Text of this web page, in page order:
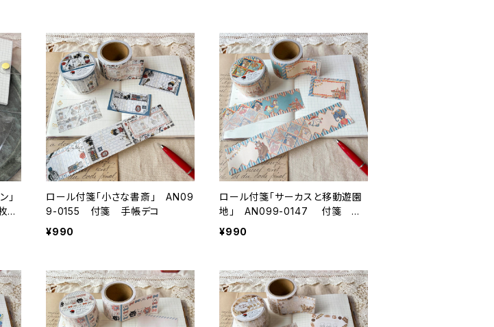
」
ロール付箋「小さな書斎」 AN09
9-0155 付箋 手帳デコ
¥990
ロール付箋「サーカスと移動遊園
地」 AN099-0147 付箋 手
帳デコ
¥990